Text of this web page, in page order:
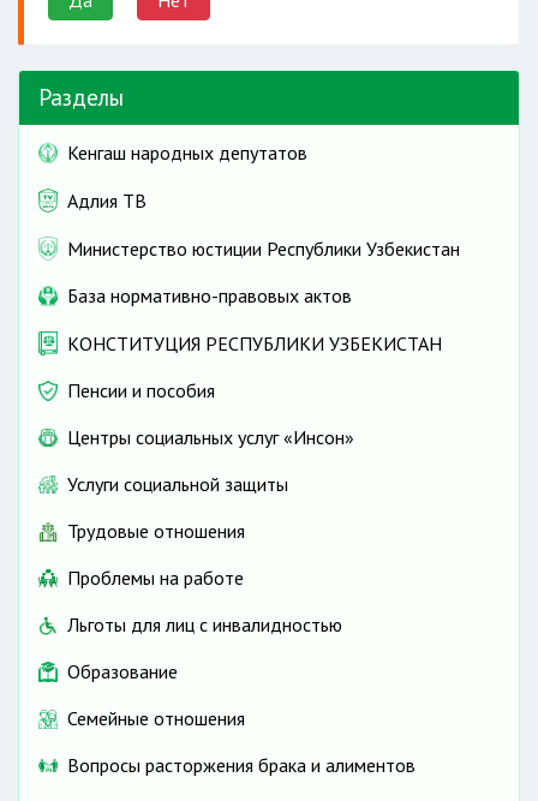
Разделы
Кенгаш народных депутатов
Адлия ТВ
Министерство юстиции Республики Узбекистан
База нормативно-правовых актов
КОНСТИТУЦИЯ РЕСПУБЛИКИ УЗБЕКИСТАН
Пенсии и пособия
Центры социальных услуг «Инсон»
Услуги социальной защиты
Трудовые отношения
Проблемы на работе
Льготы для лиц с инвалидностью
Образование
Семейные отношения
Вопросы расторжения брака и алиментов